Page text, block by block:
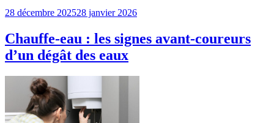
Publié
28 décembre 202528 janvier 2026
Chauffe-eau : les signes avant-coureurs
d’un dégât des eaux